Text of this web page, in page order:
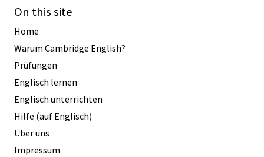
On this site
Home
Warum Cambridge English?
Prüfungen
Englisch lernen
Englisch unterrichten
Hilfe (auf Englisch)
Über uns
Impressum